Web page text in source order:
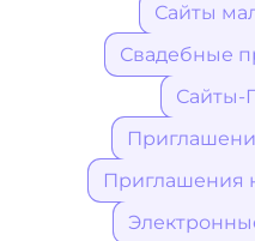
Сайты
Свадебные
Сайты-
Приглашения